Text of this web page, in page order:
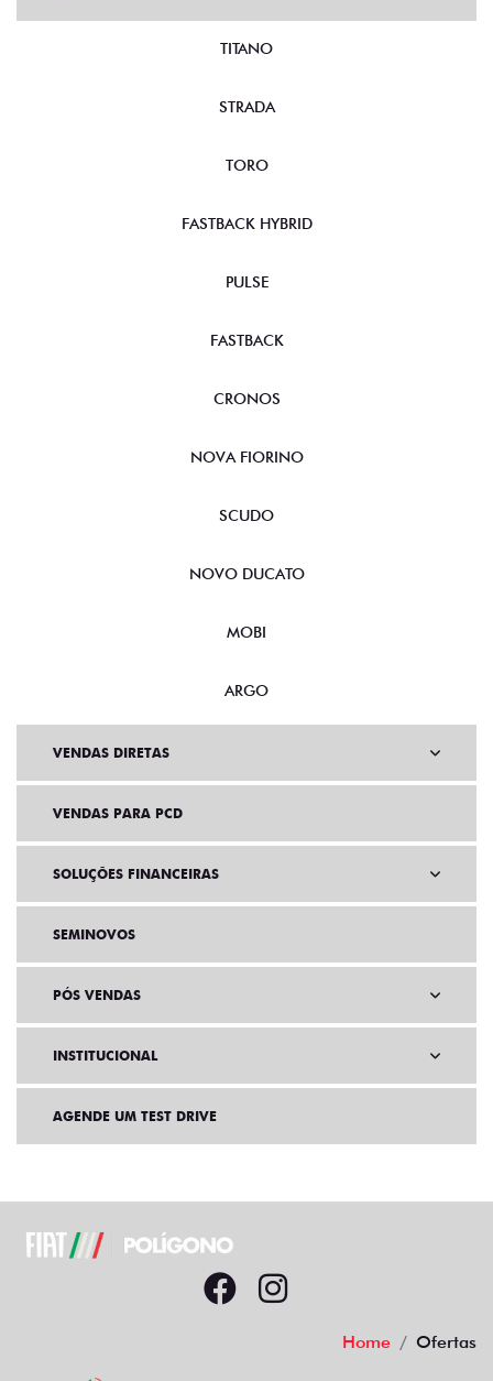
TITANO
STRADA
TORO
FASTBACK HYBRID
PULSE
FASTBACK
CRONOS
NOVA FIORINO
SCUDO
NOVO DUCATO
MOBI
ARGO
VENDAS DIRETAS
VENDAS PARA PCD
SOLUÇÕES FINANCEIRAS
SEMINOVOS
PÓS VENDAS
INSTITUCIONAL
AGENDE UM TEST DRIVE
Home Ofertas